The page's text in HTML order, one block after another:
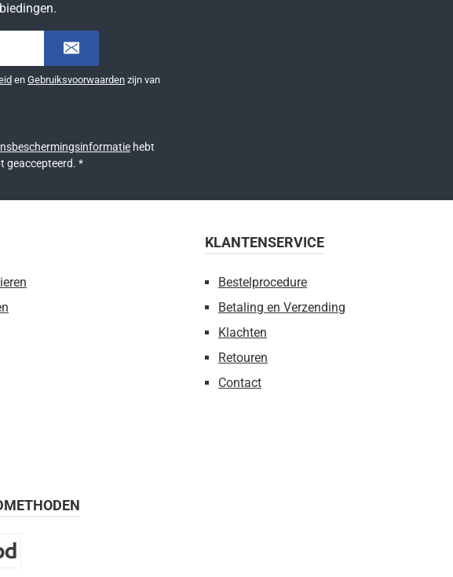
en Gebruiksvoorwaarden zijn van
hebt
geaccepteerd. *
KLANTENSERVICE
Bestelprocedure
Betaling en Verzending
Klachten
Retouren
Contact